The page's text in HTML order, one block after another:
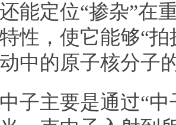
能定位“掺杂”在
性，使它能够“
中的原子核分子
主要是通过“中